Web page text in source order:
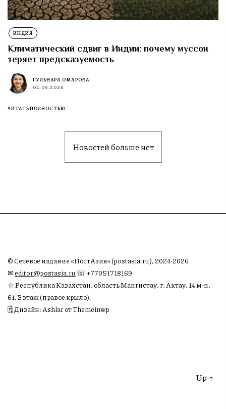
ИНДИЯ
Климатический сдвиг в Индии: почему муссон
теряет предсказуемость
ГУЛЬНАРА ОМАРОВА
04.06.2026
ЧИТАТЬ ПОЛНОСТЬЮ
Новостей больше нет
© Сетевое издание «ПостАзия» (postasia.ru), 2024-2026
✉︎editor@postasia.ru ☏ +77051718169
☆ Республика Казахстан, область Мангистау, г. Актау, 14 м-н,
61, 3 этаж (правое крыло).
🗒 Дизайн: Ashlar от Themeinwp
Up ↑